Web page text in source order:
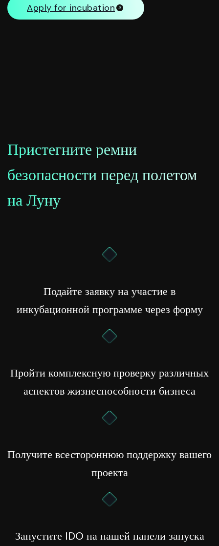
Apply for incubation
Пристегните ремни
безопасности перед полетом
на Луну
Подайте заявку на участие в
инкубационной программе через форму
Пройти комплексную проверку различных
аспектов жизнеспособности бизнеса
Получите всестороннюю поддержку вашего
проекта
Запустите IDO на нашей панели запуска